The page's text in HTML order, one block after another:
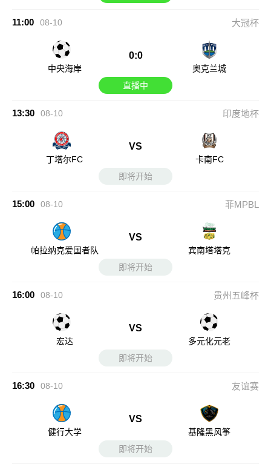
11:00 08-10 大冠杯
中央海岸
0:0
奥克兰城
直播中
13:30 08-10 印度地杯
丁塔尔FC
VS
卡南FC
即将开始
15:00 08-10 菲MPBL
帕拉纳克爱国者队
VS
宾南塔塔克
即将开始
16:00 08-10 贵州五峰杯
宏达
VS
多元化元老
即将开始
16:30 08-10 友谊赛
健行大学
VS
基隆黑风筝
即将开始